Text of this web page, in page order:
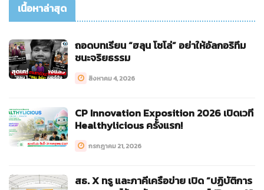
เนื้อหาล่าสุด
ถอดบทเรียน “ฮลุน โซโล่” อย่าให้อัลกอริทึม
ชนะจริยธรรม
สิงหาคม 4, 2026
CP Innovation Exposition 2026 เปิดเวที
Healthylicious ครั้งแรก!
กรกฎาคม 21, 2026
สธ. X ทรู และภาคีเครือข่าย เปิด “ปฏิบัติการ